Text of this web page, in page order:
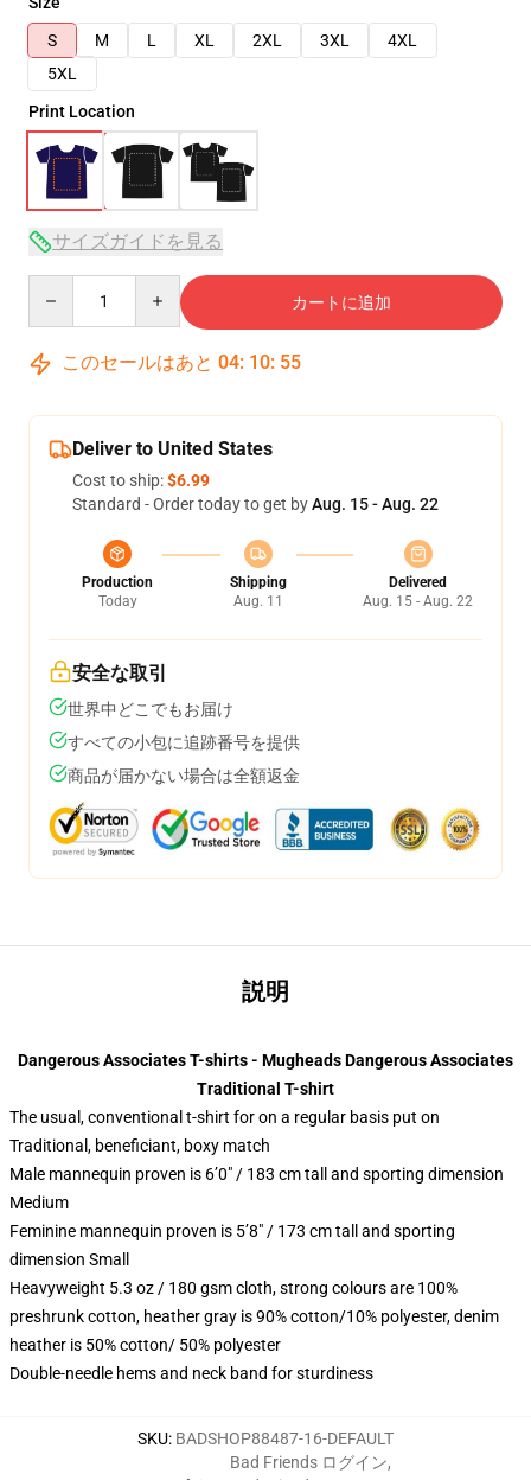
S
M L XL 2XL 3XL
4XL
5XL
Print Location
サイズガイドを見る
カートに追加
このセールはあと 04: 10: 54
Deliver to United States
Cost to ship:$6.99
Standard - Order today to get byAug. 15 - Aug. 22
Production
Today
Shipping
Aug. 11
Delivered
Aug. 15 - Aug. 22
安全な取引
世界中どこでもお届け
すべての小包に追跡番号を提供
商品が届かない場合は全額返金
説明
Dangerous Associates T-shirts - Mugheads Dangerous Associates
Traditional T-shirt
The usual, conventional t-shirt for on a regular basis put on
Traditional, beneficiant, boxy match
Male mannequin proven is 6’0″ / 183 cm tall and sporting dimension
Medium
Feminine mannequin proven is 5’8″ / 173 cm tall and sporting
dimension Small
Heavyweight 5.3 oz / 180 gsm cloth, strong colours are 100%
preshrunk cotton, heather gray is 90% cotton/10% polyester, denim
heather is 50% cotton/ 50% polyester
Double-needle hems and neck band for sturdiness
SKU: BADSHOP88487-16-DEFAULT
Bad Friends ログイン,